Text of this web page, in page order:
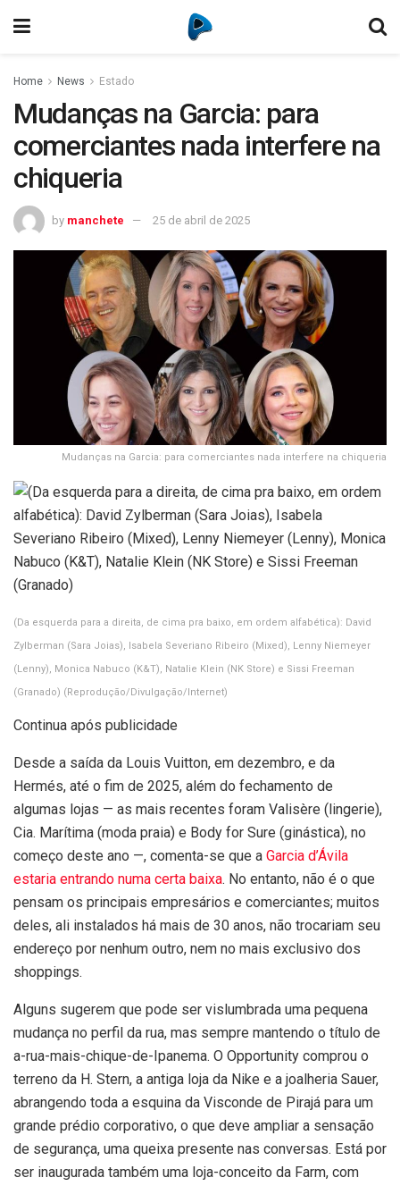
Home News Estado
Mudanças na Garcia: para
comerciantes nada interfere na
chiqueria
by manchete 25 de abril de 2025
Mudanças na Garcia: para comerciantes nada interfere na chiqueria
(Da esquerda para a direita, de cima pra baixo, em ordem alfabética): David
Zylberman (Sara Joias), Isabela Severiano Ribeiro (Mixed), Lenny Niemeyer
(Lenny), Monica Nabuco (K&T), Natalie Klein (NK Store) e Sissi Freeman
(Granado) (Reprodução/Divulgação/Internet)
Continua após publicidade
Desde a saída da Louis Vuitton, em dezembro, e da
Hermés, até o fim de 2025, além do fechamento de
algumas lojas — as mais recentes foram Valisère (lingerie),
Cia. Marítima (moda praia) e Body for Sure (ginástica), no
começo deste ano —, comenta-se que a Garcia d’Ávila
estaria entrando numa certa baixa. No entanto, não é o que
pensam os principais empresários e comerciantes; muitos
deles, ali instalados há mais de 30 anos, não trocariam seu
endereço por nenhum outro, nem no mais exclusivo dos
shoppings.
Alguns sugerem que pode ser vislumbrada uma pequena
mudança no perfil da rua, mas sempre mantendo o título de
a-rua-mais-chique-de-Ipanema. O Opportunity comprou o
terreno da H. Stern, a antiga loja da Nike e a joalheria Sauer,
abrangendo toda a esquina da Visconde de Pirajá para um
grande prédio corporativo, o que deve ampliar a sensação
de segurança, uma queixa presente nas conversas. Está por
ser inaugurada também uma loja-conceito da Farm, com